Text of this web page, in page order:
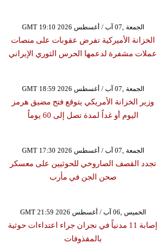
GMT 19:10 2026 الجمعة ,07 آب / أغسطس
الخزانة الأميركية تفرض عقوبات على منصات
عملات مشفرة لدعمها الحرس الثوري الإيراني
GMT 18:59 2026 الجمعة ,07 آب / أغسطس
وزير الخزانة الأمريكي يتوقع فتح مضيق هرمز
اليوم أو غداً لمدة تصل إلى 60 يوماً
GMT 17:30 2026 الجمعة ,07 آب / أغسطس
تجدد القصف الصاروخي للحوثيين على معسكر
صحن الجن في مأرب
GMT 21:59 2026 الخميس ,06 آب / أغسطس
إصابة 11 مدنياً في نجران جراء اعتداءات حوثية
بالمقذوفات